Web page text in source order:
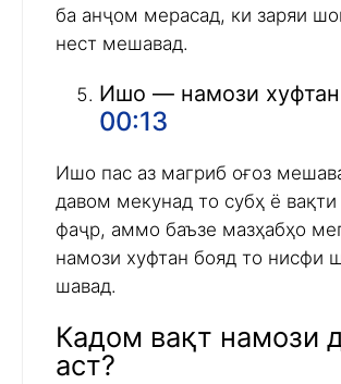
ба анҷом мерасад, ки заряи
нест мешавад.
Ишо — намози
00:13
Ишо пас аз магриб оғоз
давом мекунад то субҳ ё
фаҷр, аммо баъзе мазҳабҳо
намози хуфтан бояд то нисфи
шавад.
Кадом вақт намози
аст?